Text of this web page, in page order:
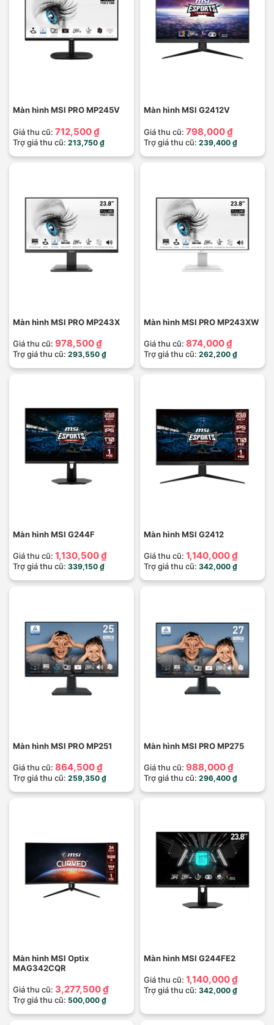
Màn hình MSI PRO MP245V
Giá thu cũ: 712,500 ₫
Trợ giá thu cũ: 213,750 ₫
Màn hình MSI G2412V
Giá thu cũ: 798,000 ₫
Trợ giá thu cũ: 239,400 ₫
Màn hình MSI PRO MP243X
Giá thu cũ: 978,500 ₫
Trợ giá thu cũ: 293,550 ₫
Màn hình MSI PRO MP243XW
Giá thu cũ: 874,000 ₫
Trợ giá thu cũ: 262,200 ₫
Màn hình MSI G244F
Giá thu cũ: 1,130,500 ₫
Trợ giá thu cũ: 339,150 ₫
Màn hình MSI G2412
Giá thu cũ: 1,140,000 ₫
Trợ giá thu cũ: 342,000 ₫
Màn hình MSI PRO MP251
Giá thu cũ: 864,500 ₫
Trợ giá thu cũ: 259,350 ₫
Màn hình MSI PRO MP275
Giá thu cũ: 988,000 ₫
Trợ giá thu cũ: 296,400 ₫
Màn hình MSI Optix
MAG342CQR
Giá thu cũ: 3,277,500 ₫
Trợ giá thu cũ: 500,000 ₫
Màn hình MSI G244FE2
Giá thu cũ: 1,140,000 ₫
Trợ giá thu cũ: 342,000 ₫